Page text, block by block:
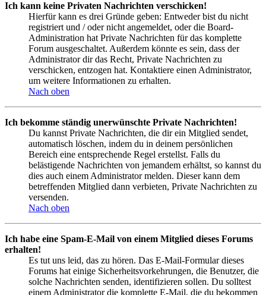
Ich kann keine Privaten Nachrichten verschicken!
Hierfür kann es drei Gründe geben: Entweder bist du nicht
registriert und / oder nicht angemeldet, oder die Board-
Administration hat Private Nachrichten für das komplette
Forum ausgeschaltet. Außerdem könnte es sein, dass der
Administrator dir das Recht, Private Nachrichten zu
verschicken, entzogen hat. Kontaktiere einen Administrator,
um weitere Informationen zu erhalten.
Nach oben
Ich bekomme ständig unerwünschte Private Nachrichten!
Du kannst Private Nachrichten, die dir ein Mitglied sendet,
automatisch löschen, indem du in deinem persönlichen
Bereich eine entsprechende Regel erstellst. Falls du
belästigende Nachrichten von jemandem erhältst, so kannst du
dies auch einem Administrator melden. Dieser kann dem
betreffenden Mitglied dann verbieten, Private Nachrichten zu
versenden.
Nach oben
Ich habe eine Spam-E-Mail von einem Mitglied dieses Forums
erhalten!
Es tut uns leid, das zu hören. Das E-Mail-Formular dieses
Forums hat einige Sicherheitsvorkehrungen, die Benutzer, die
solche Nachrichten senden, identifizieren sollen. Du solltest
einem Administrator die komplette E-Mail, die du bekommen